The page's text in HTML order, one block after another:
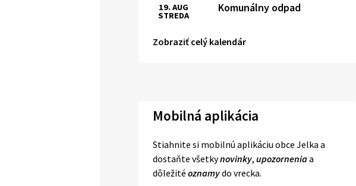
Komunálny odpad
19. AUG
STREDA
Zobraziť celý kalendár
Mobilná aplikácia
Stiahnite si mobilnú aplikáciu obce Jelka a
dostaňte všetkynovinky, upozorneniaa
dôležité oznamydo vrecka.